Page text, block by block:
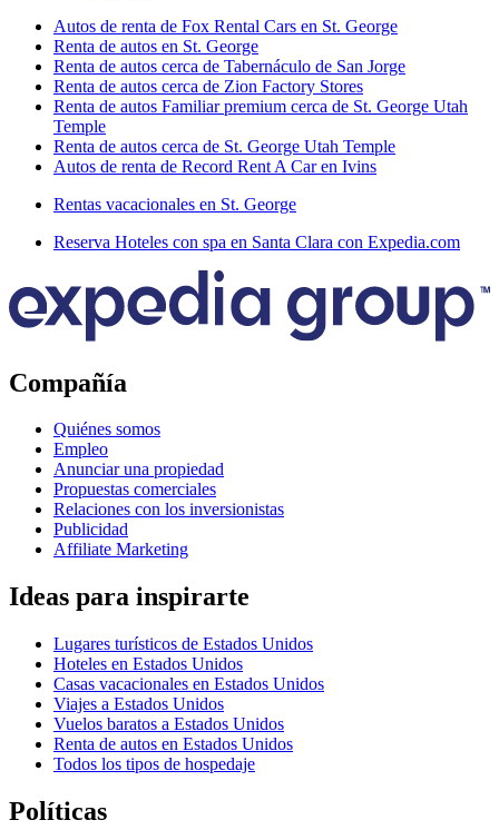
Autos de renta de Fox Rental Cars en St. George
Renta de autos en St. George
Renta de autos cerca de Tabernáculo de San Jorge
Renta de autos cerca de Zion Factory Stores
Renta de autos Familiar premium cerca de St. George Utah
Temple
Renta de autos cerca de St. George Utah Temple
Autos de renta de Record Rent A Car en Ivins
Rentas vacacionales en St. George
Reserva Hoteles con spa en Santa Clara con Expedia.com
Compañía
Quiénes somos
Empleo
Anunciar una propiedad
Propuestas comerciales
Relaciones con los inversionistas
Publicidad
Affiliate Marketing
Ideas para inspirarte
Lugares turísticos de Estados Unidos
Hoteles en Estados Unidos
Casas vacacionales en Estados Unidos
Viajes a Estados Unidos
Vuelos baratos a Estados Unidos
Renta de autos en Estados Unidos
Todos los tipos de hospedaje
Políticas